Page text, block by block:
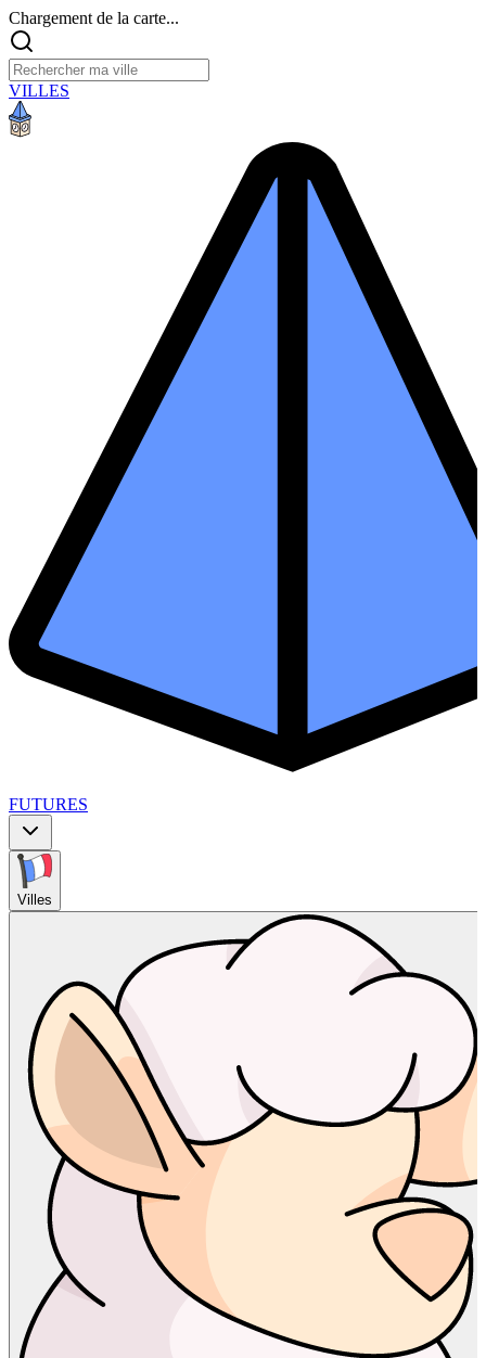
Chargement de la carte...
VILLES
FUTURES
Villes